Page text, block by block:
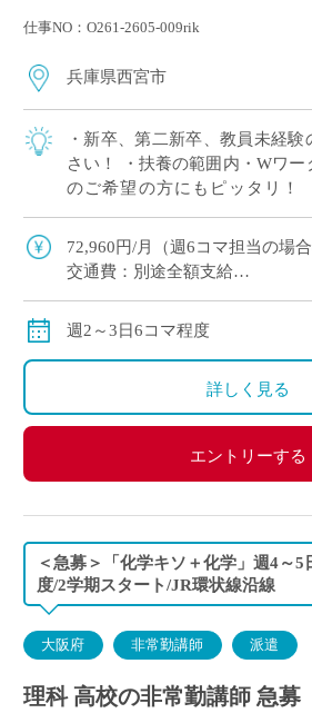
仕事NO：O261-2605-009rik
兵庫県西宮市
・新卒、第二新卒、教員未経
さい！ ・扶養の範囲内・Wワー
のご希望の方にもピッタリ！
学期スタート ・兵庫県西宮市
72,960円/月（週6コマ担当の場
交通費：別途全額支給
算になります
週2～3日6コマ程度
詳しく見る
エントリーする
＜急募＞「化学キソ＋化学」週4～
度/2学期スタート/JR環状線沿線
大阪府 非常勤講師 派遣
理科 高校の非常勤講師 急募